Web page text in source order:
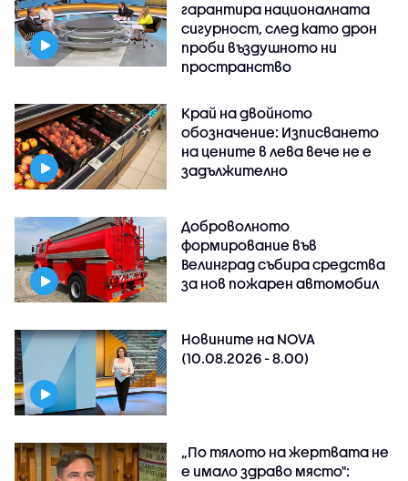
гарантира националната
сигурност, след като дрон
проби въздушното ни
пространство
Край на двойното
обозначение: Изписването
на цените в лева вече не е
задължително
Доброволното
формирование във
Велинград събира средства
за нов пожарен автомобил
Новините на NOVA
(10.08.2026 - 8.00)
„По тялото на жертвата не
е имало здраво място":